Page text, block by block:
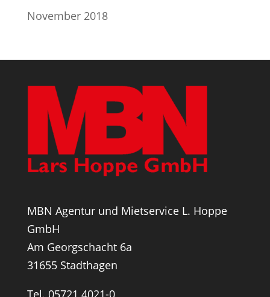
November 2018
MBN Agentur und Mietservice L. Hoppe
GmbH
Am Georgschacht 6a
31655 Stadthagen
Tel. 05721 4021-0